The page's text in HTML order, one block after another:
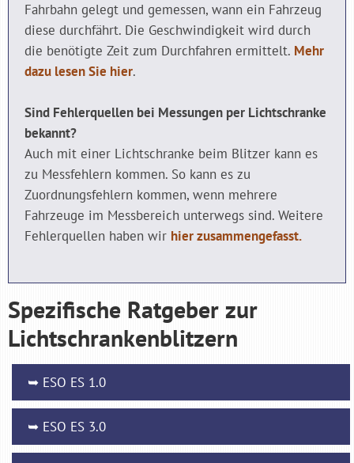
Fahrbahn gelegt und gemessen, wann ein Fahrzeug
diese durchfährt. Die Geschwindigkeit wird durch
die benötigte Zeit zum Durchfahren ermittelt. Mehr
dazu lesen Sie hier.
Sind Fehlerquellen bei Messungen per Lichtschranke
bekannt?
Auch mit einer Lichtschranke beim Blitzer kann es
zu Messfehlern kommen. So kann es zu
Zuordnungsfehlern kommen, wenn mehrere
Fahrzeuge im Messbereich unterwegs sind. Weitere
Fehlerquellen haben wir hier zusammengefasst.
Spezifische Ratgeber zur
Lichtschrankenblitzern
➥ ESO ES 1.0
➥ ESO ES 3.0